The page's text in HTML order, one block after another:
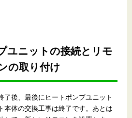
ユニットの接続とリモ
の取り付け
了後、最後にヒートポンプユニット
本体の交換工事は終了です。あとは